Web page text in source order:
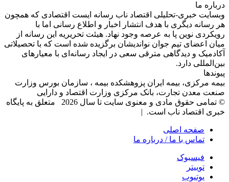
درباره‌ ما
وبسایت خبری-تحلیلی اقتصاد ناب رسانه‌ ایست اقتصادی که همچون
هر رسانه دیگری با هدف انتشار اخبار و اطلاع رسانی اما با
رویکردی نوین پا به عرصه وجود نهاد. هیئت تحریریه این رسانه از
میان اعضای تیم جوان نواندیشان برگزیده شده است که با تحصیلاتی
آکادمیک و دیدگاهی‌ مترقی سعی در ایجاد رسانه‌ای با معیار‌های
بین‌المللی دارد.
پیوندها
بیمه مرکزی، بیمه ایران پزوهشکده بیمه ، سازمان بورس وزارت
صنعت معدن تجارت، بانک مرکزی وزارت اقتصاد و دارایی
© تمامی حقوق مادی و معنوی سایت تا سال 2026 متعلق به پایگاه
خبری اقتصاد ناب است. |
صفحه اصلی
تماس با ما / درباره ما
فیسبوک
توییتر
یوتیوب